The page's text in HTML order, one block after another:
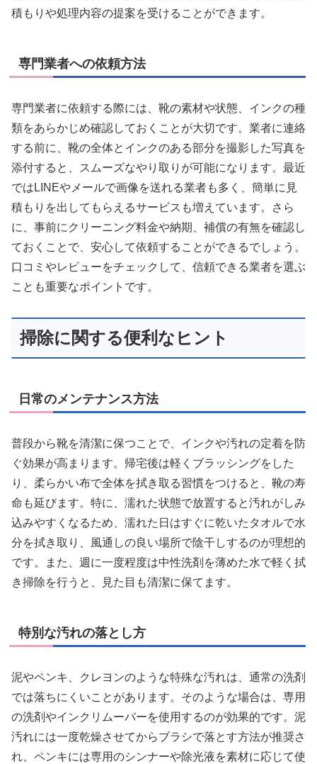
積もりや処理内容の提案を受けることができます。
専門業者への依頼方法
専門業者に依頼する際には、靴の素材や状態、インクの種
類をあらかじめ確認しておくことが大切です。業者に連絡
する前に、靴の全体とインクのある部分を撮影した写真を
添付すると、スムーズなやり取りが可能になります。最近
ではLINEやメールで画像を送れる業者も多く、簡単に見
積もりを出してもらえるサービスも増えています。さら
に、事前にクリーニング料金や納期、補償の有無を確認し
ておくことで、安心して依頼することができるでしょう。
口コミやレビューをチェックして、信頼できる業者を選ぶ
ことも重要なポイントです。
掃除に関する便利なヒント
日常のメンテナンス方法
普段から靴を清潔に保つことで、インクや汚れの定着を防
ぐ効果が高まります。帰宅後は軽くブラッシングをした
り、柔らかい布で全体を拭き取る習慣をつけると、靴の寿
命も延びます。特に、濡れた状態で放置すると汚れがしみ
込みやすくなるため、濡れた日はすぐに乾いたタオルで水
分を拭き取り、風通しの良い場所で陰干しするのが理想的
です。また、週に一度程度は中性洗剤を薄めた水で軽く拭
き掃除を行うと、見た目も清潔に保てます。
特別な汚れの落とし方
泥やペンキ、クレヨンのような特殊な汚れは、通常の洗剤
では落ちにくいことがあります。そのような場合は、専用
の洗剤やインクリムーバーを使用するのが効果的です。泥
汚れには一度乾燥させてからブラシで落とす方法が推奨さ
れ、ペンキには専用のシンナーや除光液を素材に応じて使